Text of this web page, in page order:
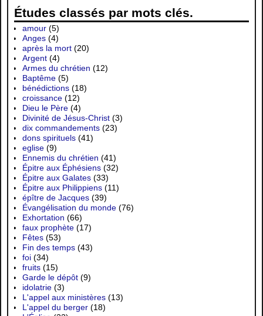
Études classés par mots clés.
amour (5)
Anges (4)
après la mort (20)
Argent (4)
Armes du chrétien (12)
Baptême (5)
bénédictions (18)
croissance (12)
Dieu le Père (4)
Divinité de Jésus-Christ (3)
dix commandements (23)
dons spirituels (41)
eglise (9)
Ennemis du chrétien (41)
Épitre aux Éphésiens (32)
Épitre aux Galates (33)
Épitre aux Philippiens (11)
épître de Jacques (39)
Évangélisation du monde (76)
Exhortation (66)
faux prophète (17)
Fêtes (53)
Fin des temps (43)
foi (34)
fruits (15)
Garde le dépôt (9)
idolatrie (3)
L'appel aux ministères (13)
L'appel du berger (18)